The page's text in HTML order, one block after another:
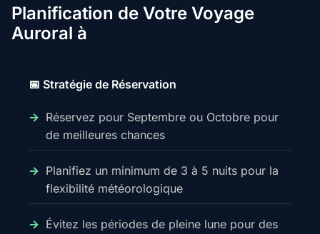
Planification de Votre Voyage
Auroral à
📅 Stratégie de Réservation
Réservez pour Septembre ou Octobre pour
de meilleures chances
Planifiez un minimum de 3 à 5 nuits pour la
flexibilité météorologique
Évitez les périodes de pleine lune pour des